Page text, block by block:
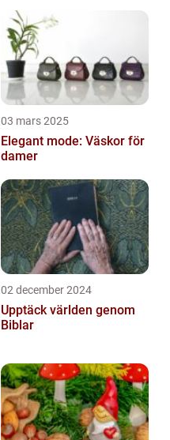
03 mars 2025
Elegant mode: Väskor för
damer
02 december 2024
Upptäck världen genom
Biblar